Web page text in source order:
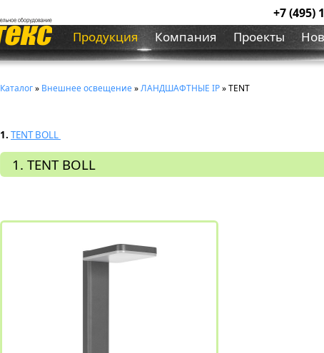
+7 (495)
Продукция Компания Проекты
Каталог» Внешнее освещение»ЛАНДШАФТНЫЕ IP» TENT
1. TENT BOLL
1. TENT BOLL